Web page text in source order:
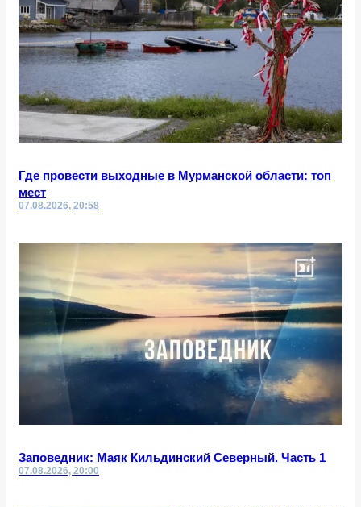
Где провести выходные в Мурманской области: топ
мест
07.08.2026, 20:58
Заповедник: Маяк Кильдинский Северный. Часть 1
07.08.2026, 20:00